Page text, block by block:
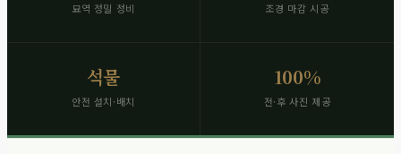
묘역 정밀 정비 조경 마감 시공
석물
안전 설치·배치
100%
전·후 사진 제공